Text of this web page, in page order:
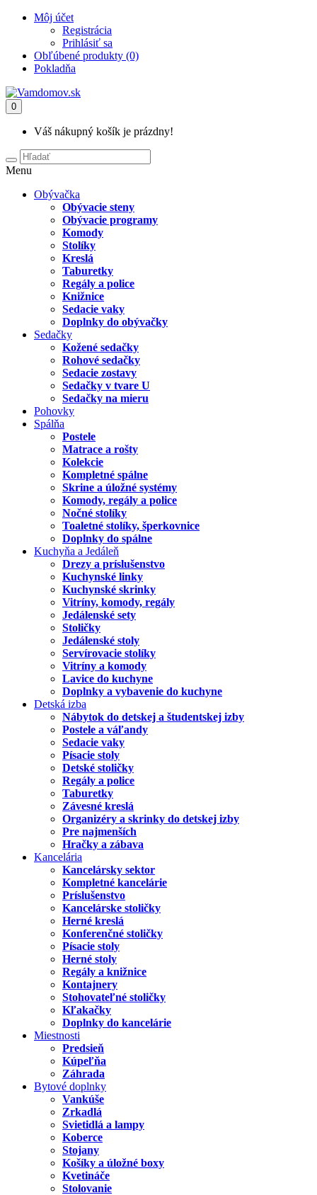
Môj účet
Registrácia
Prihlásiť sa
Obľúbené produkty (0)
Pokladňa
0
Váš nákupný košík je prázdny!
Menu
Obývačka
Obývacie steny
Obývacie programy
Komody
Stolíky
Kreslá
Taburetky
Regály a police
Knižnice
Sedacie vaky
Doplnky do obývačky
Sedačky
Kožené sedačky
Rohové sedačky
Sedacie zostavy
Sedačky v tvare U
Sedačky na mieru
Pohovky
Spálňa
Postele
Matrace a rošty
Kolekcie
Kompletné spálne
Skrine a úložné systémy
Komody, regály a police
Nočné stolíky
Toaletné stolíky, šperkovnice
Doplnky do spálne
Kuchyňa a Jedáleň
Drezy a príslušenstvo
Kuchynské linky
Kuchynské skrinky
Vitríny, komody, regály
Jedálenské sety
Stoličky
Jedálenské stoly
Servírovacie stolíky
Vitríny a komody
Lavice do kuchyne
Doplnky a vybavenie do kuchyne
Detská izba
Nábytok do detskej a študentskej izby
Postele a váľandy
Sedacie vaky
Písacie stoly
Detské stoličky
Regály a police
Taburetky
Závesné kreslá
Organizéry a skrinky do detskej izby
Pre najmenších
Hračky a zábava
Kancelária
Kancelársky sektor
Kompletné kancelárie
Príslušenstvo
Kancelárske stoličky
Herné kreslá
Konferenčné stoličky
Písacie stoly
Herné stoly
Regály a knižnice
Kontajnery
Stohovateľné stoličky
Kľakačky
Doplnky do kancelárie
Miestnosti
Predsieň
Kúpeľňa
Záhrada
Bytové doplnky
Vankúše
Zrkadlá
Svietidlá a lampy
Koberce
Stojany
Košíky a úložné boxy
Kvetináče
Stolovanie